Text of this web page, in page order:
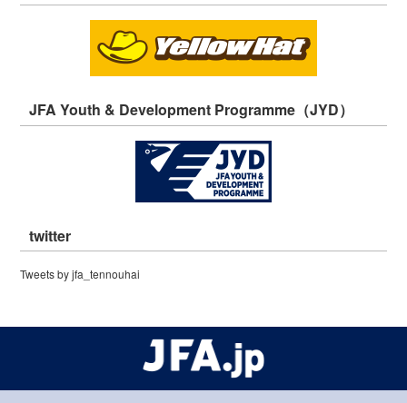
JFA Youth & Development Programme（JYD）
twitter
Tweets by jfa_tennouhai